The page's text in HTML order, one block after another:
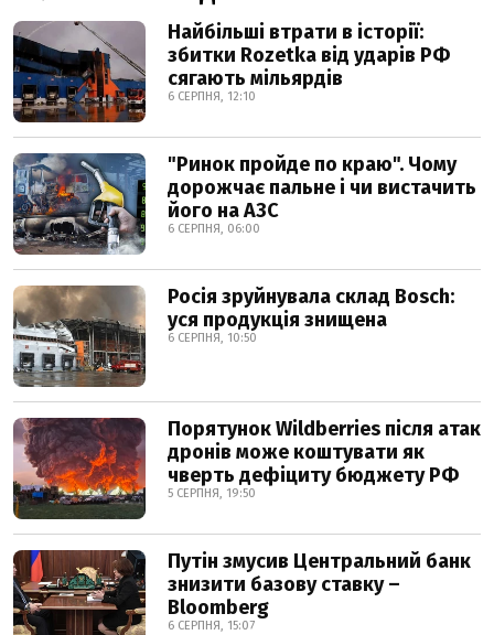
Найбільші втрати в історії:
збитки Rozetka від ударів РФ
сягають мільярдів
6 СЕРПНЯ, 12:10
"Ринок пройде по краю". Чому
дорожчає пальне і чи вистачить
його на АЗС
6 СЕРПНЯ, 06:00
Росія зруйнувала склад Bosch:
уся продукція знищена
6 СЕРПНЯ, 10:50
Порятунок Wildberries після атак
дронів може коштувати як
чверть дефіциту бюджету РФ
5 СЕРПНЯ, 19:50
Путін змусив Центральний банк
знизити базову ставку –
Bloomberg
6 СЕРПНЯ, 15:07